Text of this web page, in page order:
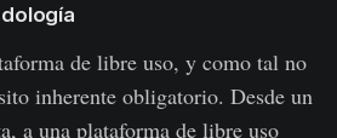
de libre uso, y como tal no
inherente obligatorio. Desde un
a una plataforma de libre uso